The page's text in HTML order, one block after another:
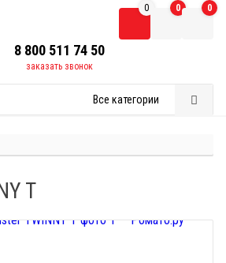
8 800 511 74 50
заказать звонок
0 0 0
Все категории
T